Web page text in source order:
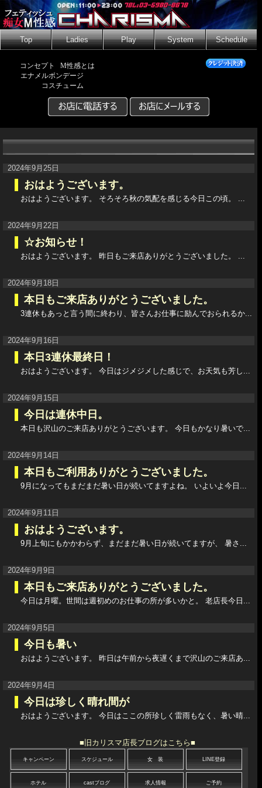
Top Ladies Play System Schedule
コンセプト
M性感とは
エナメルボンデージ
コスチューム
2024年9月25日
おはようございます。
おはようございます。 そろそろ秋の気配を感じる今日この頃。 ...
2024年9月22日
☆お知らせ！
おはようございます。 昨日もご来店ありがとうございました。 ...
2024年9月18日
本日もご来店ありがとうございました。
3連休もあっと言う間に終わり、皆さんお仕事に励んでおられるか...
2024年9月16日
本日3連休最終日！
おはようございます。 今日はジメジメした感じで、お天気も芳し...
2024年9月15日
今日は連休中日。
本日も沢山のご来店ありがとうございます。 今日もかなり暑いで...
2024年9月14日
本日もご利用ありがとうございました。
9月になってもまだまだ暑い日が続いてますよね。 いよいよ今日...
2024年9月11日
おはようございます。
9月上旬にもかかわらず、まだまだ暑い日が続いてますが、 暑さ...
2024年9月9日
本日もご来店ありがとうございました。
今日は月曜。世間は週初めのお仕事の所が多いかと。 老店長今日...
2024年9月5日
今日も暑い
おはようございます。 昨日は午前から夜遅くまで沢山のご来店あ...
2024年9月4日
今日は珍しく晴れ間が
おはようございます。 今日はここの所珍しく雷雨もなく、暑い晴...
■旧カリスマ店長ブログはこちら■
キャンペーン スケジュール 女 装 LINE登録
ホテル castブログ 求人情報 ご予約